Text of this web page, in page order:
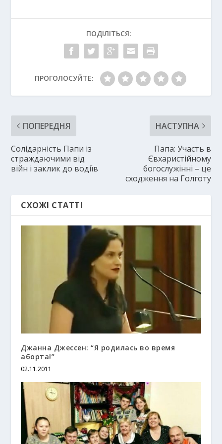
ПОДІЛІТЬСЯ:
ПРОГОЛОСУЙТЕ:
ПОПЕРЕДНЯ
Солідарність Папи із
страждаючими від
війн і заклик до водіїв
НАСТУПНА
Папа: Участь в
Євхаристійному
богослужінні – це
сходження на Голготу
СХОЖІ СТАТТІ
Джанна Джессен: “Я родилась во время
аборта!”
02.11.2011